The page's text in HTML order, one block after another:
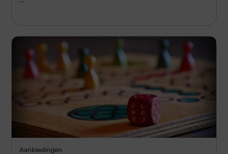
Aanbiedingen